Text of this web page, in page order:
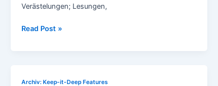
Verästelungen; Lesungen,
Stadtmusik
Read Post »
Archiv: Keep-it-Deep Features